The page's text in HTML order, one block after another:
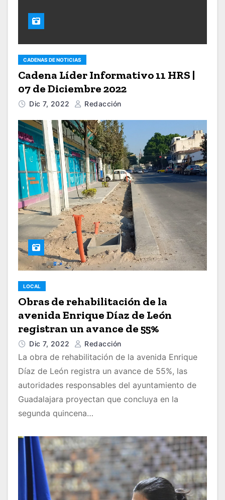
CADENAS DE NOTICIAS
Cadena Líder Informativo 11 HRS |
07 de Diciembre 2022
Dic 7, 2022 Redacción
LOCAL
Obras de rehabilitación de la
avenida Enrique Díaz de León
registran un avance de 55%
Dic 7, 2022 Redacción
La obra de rehabilitación de la avenida Enrique
Díaz de León registra un avance de 55%, las
autoridades responsables del ayuntamiento de
Guadalajara proyectan que concluya en la
segunda quincena…